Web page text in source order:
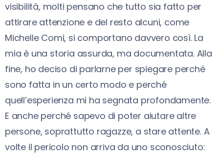
visibilità, molti pensano che tutto sia fatto per
attirare attenzione e del resto alcuni, come
Michelle Comi, si comportano davvero così. La
mia è una storia assurda, ma documentata. Alla
fine, ho deciso di parlarne per spiegare perché
sono fatta in un certo modo e perché
quell’esperienza mi ha segnata profondamente.
E anche perché sapevo di poter aiutare altre
persone, soprattutto ragazze, a stare attente. A
volte il pericolo non arriva da uno sconosciuto: